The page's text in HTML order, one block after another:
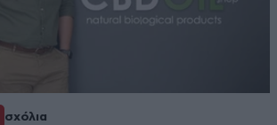
σχόλια